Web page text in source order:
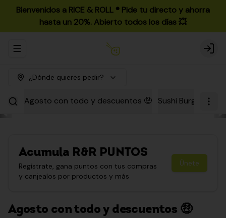
Bienvenidos a RICE & ROLL ®️ Pide tu directo y ahorra
hasta un 20%. Abierto todos los días 💥
Abrir menu de navegación Login
¿Dónde quieres pedir?
Agosto con todo y descuentos 🤑 Sushi Burgers
Acumula R&R PUNTOS
Regístrate, gana puntos con tus compras
y canjealos por productos y más
Únete
Agosto con todo y descuentos 🤑